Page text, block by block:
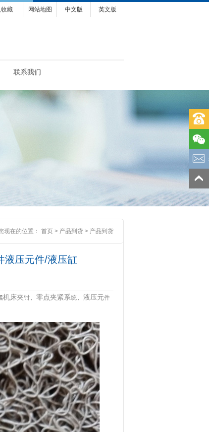
英文版
中文版
网站地图
藏
联系我们
现在的位置： 首页 > 产品到货 > 产品到货
液压元件/液压缸
机床夹钳、 零点夹紧系统、 液压元件